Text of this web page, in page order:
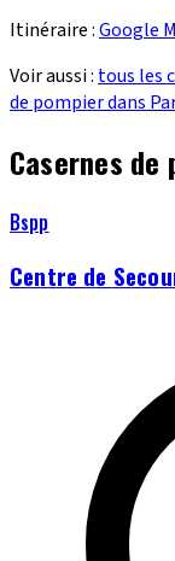
Itinéraire :Google
Voir aussi : tous les
de pompier dans
Casernes
Bspp
Centre de